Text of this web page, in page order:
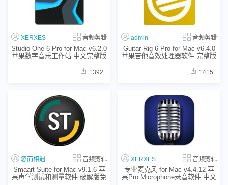
XERXES 音频剪辑
Studio One 6 Pro for Mac v6.2.0
苹果数字音乐工作站 中文完整版
1392
admin 音频剪辑
Guitar Rig 6 Pro for Mac v6.4.0
苹果吉他音效处理器软件 完整版
1415
忽而相遇 音频剪辑
Smaart Suite for Mac v9.1.6 苹
果声学测试和测量软件 破解版免
XERXES 音频剪辑
专业麦克风 for Mac v4.4.12 苹
果Pro Microphone录音软件 中文